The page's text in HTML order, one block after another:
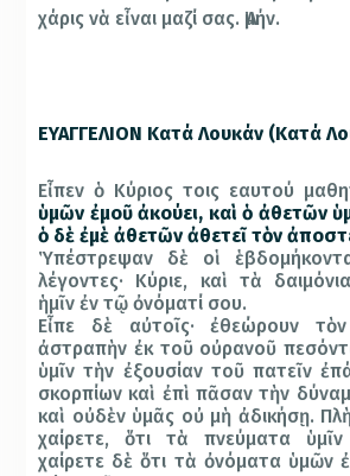
χάρις νὰ εἶναι μαζί σας. Ἀμήν.
ΕΥΑΓΓΕΛΙΟΝ Κατά Λουκάν (Κατά
Εἶπεν ὁ Κύριος τοις εαυτού
ὑμῶν ἐμοῦ ἀκούει, καὶ ὁ ἀθετῶν
ὁ δὲ ἐμὲ ἀθετῶν ἀθετεῖ τὸν
Ὑπέστρεψαν δὲ οἱ
λέγοντες· Κύριε, καὶ τὰ
ἡμῖν ἐν τῷ ὀνόματί σου.
Εἶπε δὲ αὐτοῖς· ἐθεώρουν
ἀστραπὴν ἐκ τοῦ οὐρανοῦ
ὑμῖν τὴν ἐξουσίαν τοῦ πατεῖν
σκορπίων καὶ ἐπὶ πᾶσαν τὴν
καὶ οὐδὲν ὑμᾶς οὐ μὴ ἀδικήσῃ.
χαίρετε, ὅτι τὰ πνεύματα ὑμῖν
χαίρετε δὲ ὅτι τὰ ὀνόματα ὑμῶν